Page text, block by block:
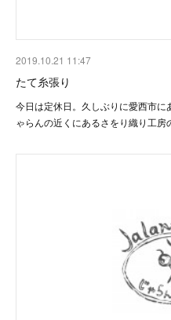
2019.10.21 11:47
たて糸張り
今日は定休日。久しぶりに愛西市
ゃらんの近くにあるさをり織り工